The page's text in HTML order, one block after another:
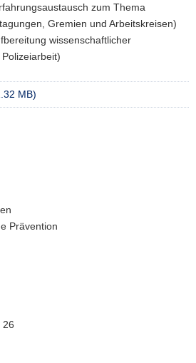
zum Thema
Gremien und Arbeitskreisen)
wissenschaftlicher
MB)
Prävention
26